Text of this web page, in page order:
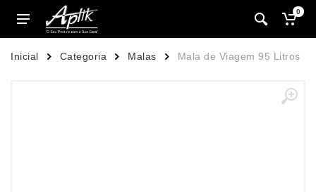
0
Inicial Categoria Malas Mala de Viagem 95 Litros